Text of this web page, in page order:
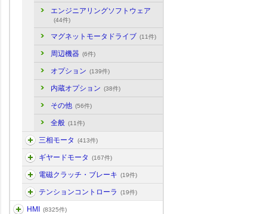
エンジニアリングソフトウェア
(44件)
マグネットモータドライブ (11件)
周辺機器 (6件)
オプション (139件)
内蔵オプション (38件)
その他 (56件)
全般 (11件)
三相モータ (413件)
ギヤードモータ (167件)
電磁クラッチ・ブレーキ (19件)
テンションコントローラ (19件)
HMI (8325件)